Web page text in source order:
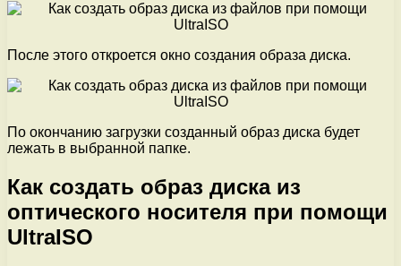
После этого откроется окно создания образа диска.
По окончанию загрузки созданный образ диска будет
лежать в выбранной папке.
Как создать образ диска из
оптического носителя при помощи
UltraISO